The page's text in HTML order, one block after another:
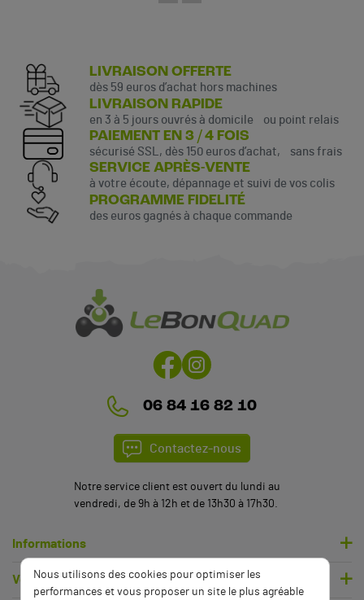
LIVRAISON OFFERTE
dès 59 euros d’achat hors machines
LIVRAISON RAPIDE
en 3 à 5 jours ouvrés à domicile ou point relais
PAIEMENT EN 3 / 4 FOIS
sécurisé SSL, dès 150 euros d’achat, sans frais
SERVICE APRÈS-VENTE
à votre écoute, dépannage et suivi de vos colis
PROGRAMME FIDELITÉ
des euros gagnés à chaque commande
06 84 16 82 10
Contactez-nous
Notre service client est ouvert du lundi au
vendredi, de 9h à 12h et de 13h30 à 17h30.
Informations
Votre compte
Nous utilisons des cookies pour optimiser les
performances et vous proposer un site le plus agréable